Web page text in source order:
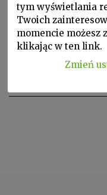
Noty o autorach
DANTE
tym wyświetlania
Twoich
momencie możesz
klikając w ten link.
Zmień